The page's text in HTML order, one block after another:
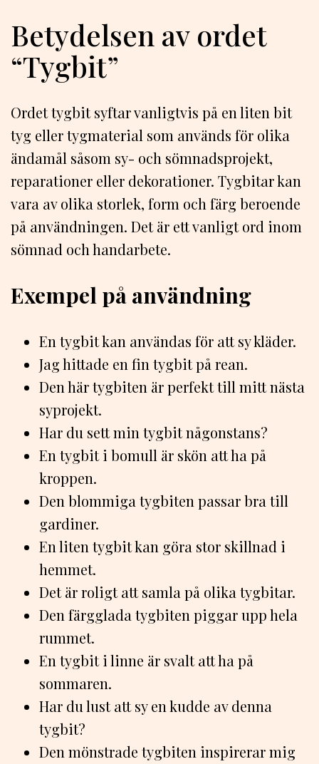
Betydelsen av ordet
“Tygbit”
Ordet tygbit syftar vanligtvis på en liten bit
tyg eller tygmaterial som används för olika
ändamål såsom sy- och sömnadsprojekt,
reparationer eller dekorationer. Tygbitar kan
vara av olika storlek, form och färg beroende
på användningen. Det är ett vanligt ord inom
sömnad och handarbete.
Exempel på användning
En tygbit kan användas för att sy kläder.
Jag hittade en fin tygbit på rean.
Den här tygbiten är perfekt till mitt nästa
syprojekt.
Har du sett min tygbit någonstans?
En tygbit i bomull är skön att ha på
kroppen.
Den blommiga tygbiten passar bra till
gardiner.
En liten tygbit kan göra stor skillnad i
hemmet.
Det är roligt att samla på olika tygbitar.
Den färgglada tygbiten piggar upp hela
rummet.
En tygbit i linne är svalt att ha på
sommaren.
Har du lust att sy en kudde av denna
tygbit?
Den mönstrade tygbiten inspirerar mig